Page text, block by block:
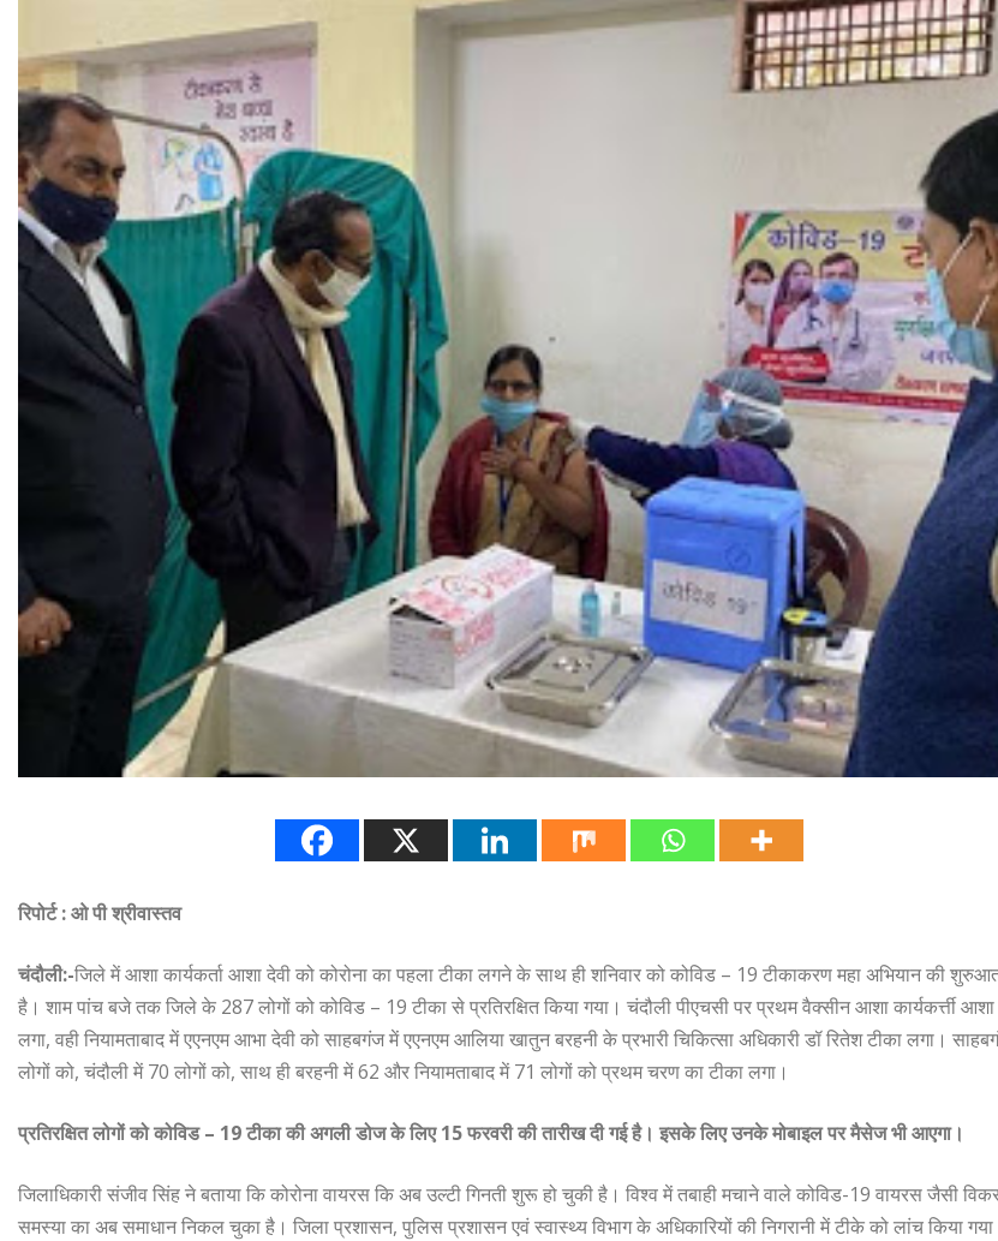
रिपोर्ट : ओ पी श्रीवास्तव
चंदौली:-जिले में आशा कार्यकर्ता आशा देवी को कोरोना का पहला टीका लगने के साथ ही शनिवार को कोविड – 19 टीकाकरण महा अभियान की
है। शाम पांच बजे तक जिले के 287 लोगों को कोविड – 19 टीका से प्रतिरक्षित किया गया। चंदौली पीएचसी पर प्रथम वैक्सीन आशा कार्यकर्त्ती आशा
लगा, वही नियामताबाद में एएनएम आभा देवी को साहबगंज में एएनएम आलिया खातुन बरहनी के प्रभारी चिकित्सा अधिकारी डॉ रितेश टीका लगा।
लोगों को, चंदौली में 70 लोगों को, साथ ही बरहनी में 62 और नियामताबाद में 71 लोगों को प्रथम चरण का टीका लगा।
प्रतिरक्षित लोगों को कोविड – 19 टीका की अगली डोज के लिए 15 फरवरी की तारीख दी गई है। इसके लिए उनके मोबाइल पर मैसेज भी आएगा।
जिलाधिकारी संजीव सिंह ने बताया कि कोरोना वायरस कि अब उल्टी गिनती शुरू हो चुकी है। विश्व में तबाही मचाने वाले कोविड-19 वायरस जैसी
समस्या का अब समाधान निकल चुका है। जिला प्रशासन, पुलिस प्रशासन एवं स्वास्थ्य विभाग के अधिकारियों की निगरानी में टीके को लांच किया